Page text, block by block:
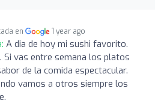
en 1 year ago
A dia de hoy mi sushi favorito.
Si vas entre semana los platos
de la comida espectacular.
vamos a otros siempre los